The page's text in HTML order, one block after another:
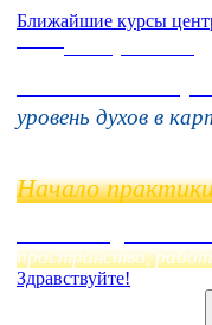
Ближайшие курсы
уровень духов в
Начало
пространство,
Здравствуйте!